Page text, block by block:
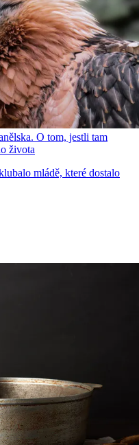
O tom, jestli tam
života
mládě, které dostalo